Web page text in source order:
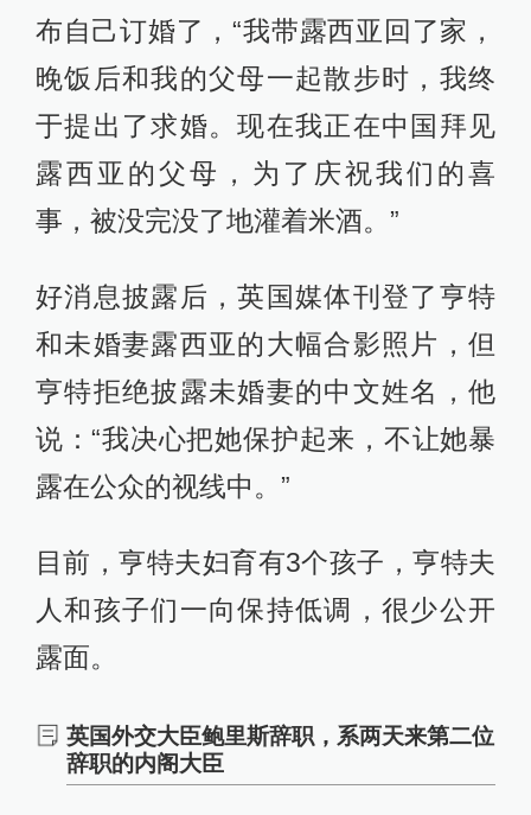
布自己订婚了，“我带露西亚回了家，
晚饭后和我的父母一起散步时，我终
于提出了求婚。现在我正在中国拜见
露西亚的父母，为了庆祝我们的喜
事，被没完没了地灌着米酒。”
好消息披露后，英国媒体刊登了亨特
和未婚妻露西亚的大幅合影照片，但
亨特拒绝披露未婚妻的中文姓名，他
说：“我决心把她保护起来，不让她暴
露在公众的视线中。”
目前，亨特夫妇育有3个孩子，亨特夫
人和孩子们一向保持低调，很少公开
露面。
英国外交大臣鲍里斯辞职，系两天来第二位
辞职的内阁大臣